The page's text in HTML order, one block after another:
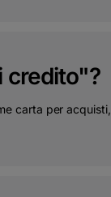
credito"?
carta per